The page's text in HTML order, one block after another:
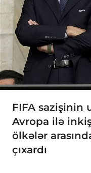
FIFA sazişinin
Avropa ilə
ölkələr
çıxardı